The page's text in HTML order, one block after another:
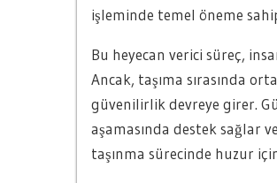
işleminde temel öneme
Bu heyecan verici süreç,
Ancak, taşıma sırasında
güvenilirlik devreye girer.
aşamasında destek sağlar
taşınma sürecinde huzur